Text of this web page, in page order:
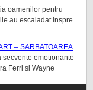
oamenilor pentru
au escaladat inspre
– SARBATOAREA
secvente emotionante
Ferri si Wayne